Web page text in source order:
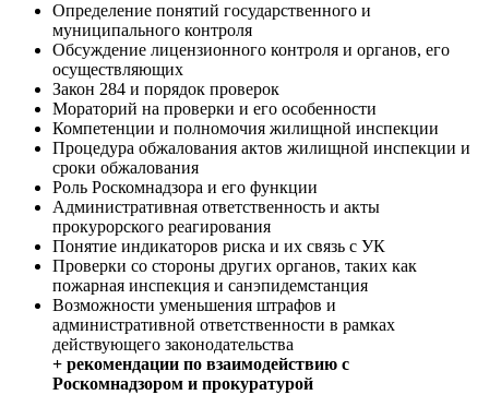
Определение понятий государственного и
муниципального контроля
Обсуждение лицензионного контроля и органов, его
осуществляющих
Закон 284 и порядок проверок
Мораторий на проверки и его особенности
Компетенции и полномочия жилищной инспекции
Процедура обжалования актов жилищной инспекции и
сроки обжалования
Роль Роскомнадзора и его функции
Административная ответственность и акты
прокурорского реагирования
Понятие индикаторов риска и их связь с УК
Проверки со стороны других органов, таких как
пожарная инспекция и санэпидемстанция
Возможности уменьшения штрафов и
административной ответственности в рамках
действующего законодательства
+ рекомендации по взаимодействию с
Роскомнадзором и прокуратурой